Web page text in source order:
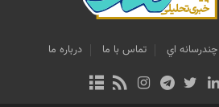
چندرسانه اي تماس با ما درباره ما